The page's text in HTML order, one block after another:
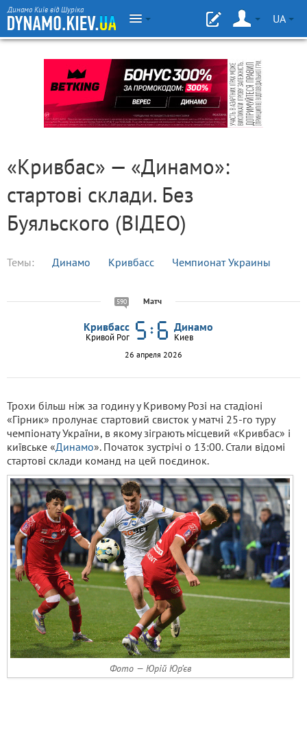
Динамо Київ від Шуріка
UA
«Кривбас» — «Динамо»:
стартові склади. Без
Буяльского (ВІДЕО)
Темы: Динамо Кривбасс Чемпионат Украины
590 Матч
Кривбасс
Кривой Рог
Динамо
Киев
26 апреля 2026
Трохи більш ніж за годину у Кривому Розі на стадіоні
«Гірник» пролунає стартовий свисток у матчі 25-го туру
чемпіонату України, в якому зіграють місцевий «Кривбас» і
київське «Динамо». Початок зустрічі о 13:00. Стали відомі
стартові склади команд на цей поєдинок.
Фото — Юрій Юр’єв